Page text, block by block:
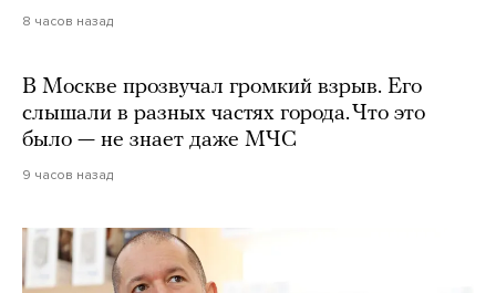
8 часов назад
В Москве прозвучал громкий взрыв. Его
слышали в разных частях города. Что это
было — не знает даже МЧС
9 часов назад